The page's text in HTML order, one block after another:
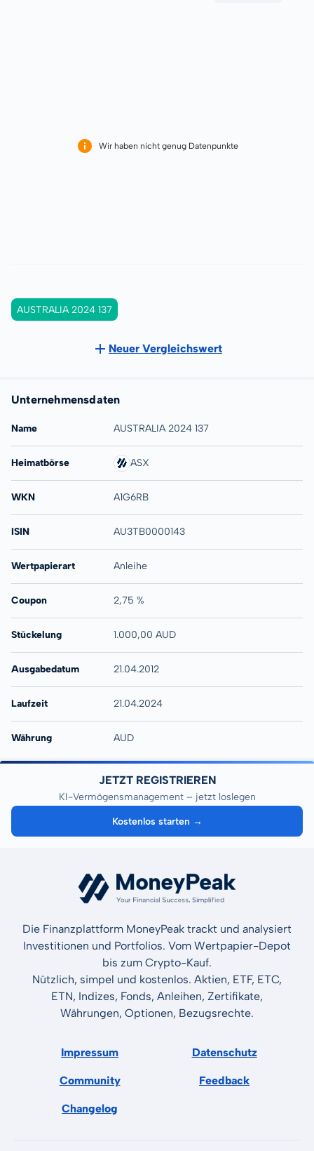
Wir haben nicht genug Datenpunkte
AUSTRALIA 2024 137
Neuer Vergleichswert
Unternehmensdaten
Name AUSTRALIA 2024 137
Heimatbörse ASX
WKN A1G6RB
ISIN AU3TB0000143
Wertpapierart Anleihe
Coupon 2,75 %
Stückelung 1.000,00 AUD
Ausgabedatum 21.04.2012
Laufzeit 21.04.2024
Währung AUD
JETZT REGISTRIEREN
KI-Vermögensmanagement – jetzt loslegen
Kostenlos starten →
Die Finanzplattform MoneyPeak trackt und analysiert
Investitionen und Portfolios. Vom Wertpapier-Depot
bis zum Crypto-Kauf.
Nützlich, simpel und kostenlos. Aktien, ETF, ETC,
ETN, Indizes, Fonds, Anleihen, Zertifikate,
Währungen, Optionen, Bezugsrechte.
Impressum Datenschutz
Community Feedback
Changelog